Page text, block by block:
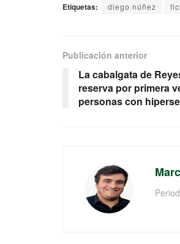
Etiquetas: diego núñez
Publicación anterior
La cabalgata de
reserva por primera
personas con